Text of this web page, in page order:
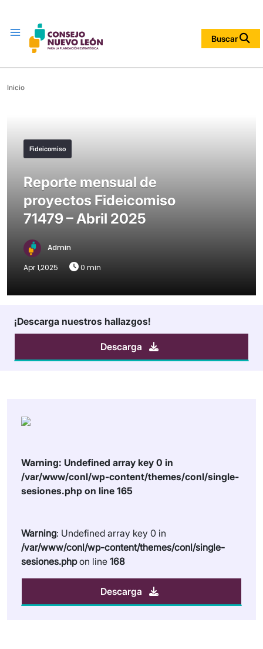
Menu
Buscar
Inicio
Fideicomiso
Reporte mensual de
proyectos Fideicomiso
71479 – Abril 2025
Admin
Apr 1,2025
0 min
¡Descarga nuestros hallazgos!
Descarga
Warning: Undefined array key 0 in
/var/www/conl/wp-content/themes/conl/single-
sesiones.php on line 165
Warning: Undefined array key 0 in
/var/www/conl/wp-content/themes/conl/single-
sesiones.phpon line 168
Descarga